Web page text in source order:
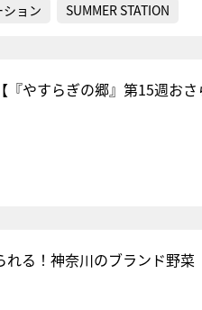
ョン SUMMER STATION
やすらぎの郷』第15週おさ
る！神奈川のブランド野菜